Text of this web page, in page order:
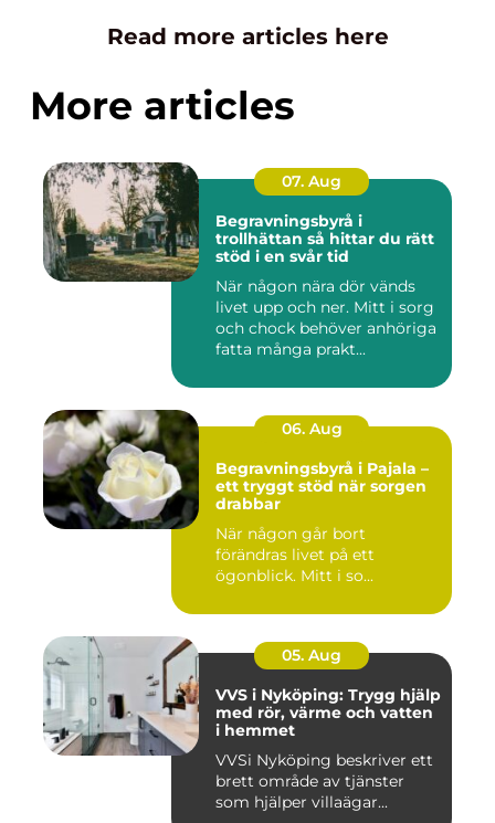
Read more articles here
More articles
07. Aug
Begravningsbyrå i
trollhättan så hittar du rätt
stöd i en svår tid
När någon nära dör vänds
livet upp och ner. Mitt i sorg
och chock behöver anhöriga
fatta många prakt...
06. Aug
Begravningsbyrå i Pajala –
ett tryggt stöd när sorgen
drabbar
När någon går bort
förändras livet på ett
ögonblick. Mitt i so...
05. Aug
VVS i Nyköping: Trygg hjälp
med rör, värme och vatten
i hemmet
VVSi Nyköping beskriver ett
brett område av tjänster
som hjälper villaägar...